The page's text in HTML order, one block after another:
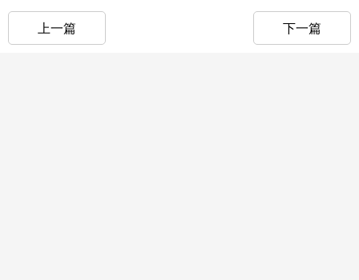
上一篇 下一篇